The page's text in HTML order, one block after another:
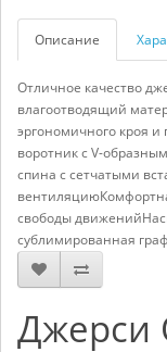
Описание
Отличное качество
влагоотводящий
эргономичного кроя
воротник с V-
спина с сетчатыми
свободы
сублимированная
Джерси